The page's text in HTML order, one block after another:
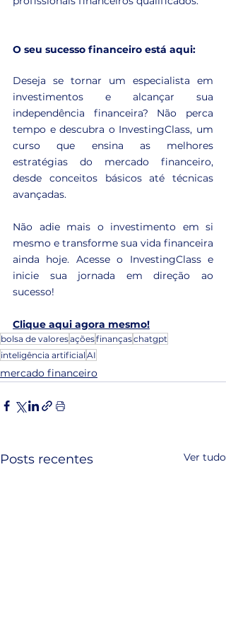
O seu sucesso financeiro está aqui:
Deseja se tornar um especialista em
investimentos e alcançar sua
independência financeira? Não perca
tempo e descubra o InvestingClass, um
curso que ensina as melhores
estratégias do mercado financeiro,
desde conceitos básicos até técnicas
avançadas.
Não adie mais o investimento em si
mesmo e transforme sua vida financeira
ainda hoje. Acesse o InvestingClass e
inicie sua jornada em direção ao
sucesso!
Clique aqui agora mesmo!
bolsa de valoresaçõesfinançaschatgpt
inteligência artificial AI
mercado financeiro
Posts recentes Ver tudo